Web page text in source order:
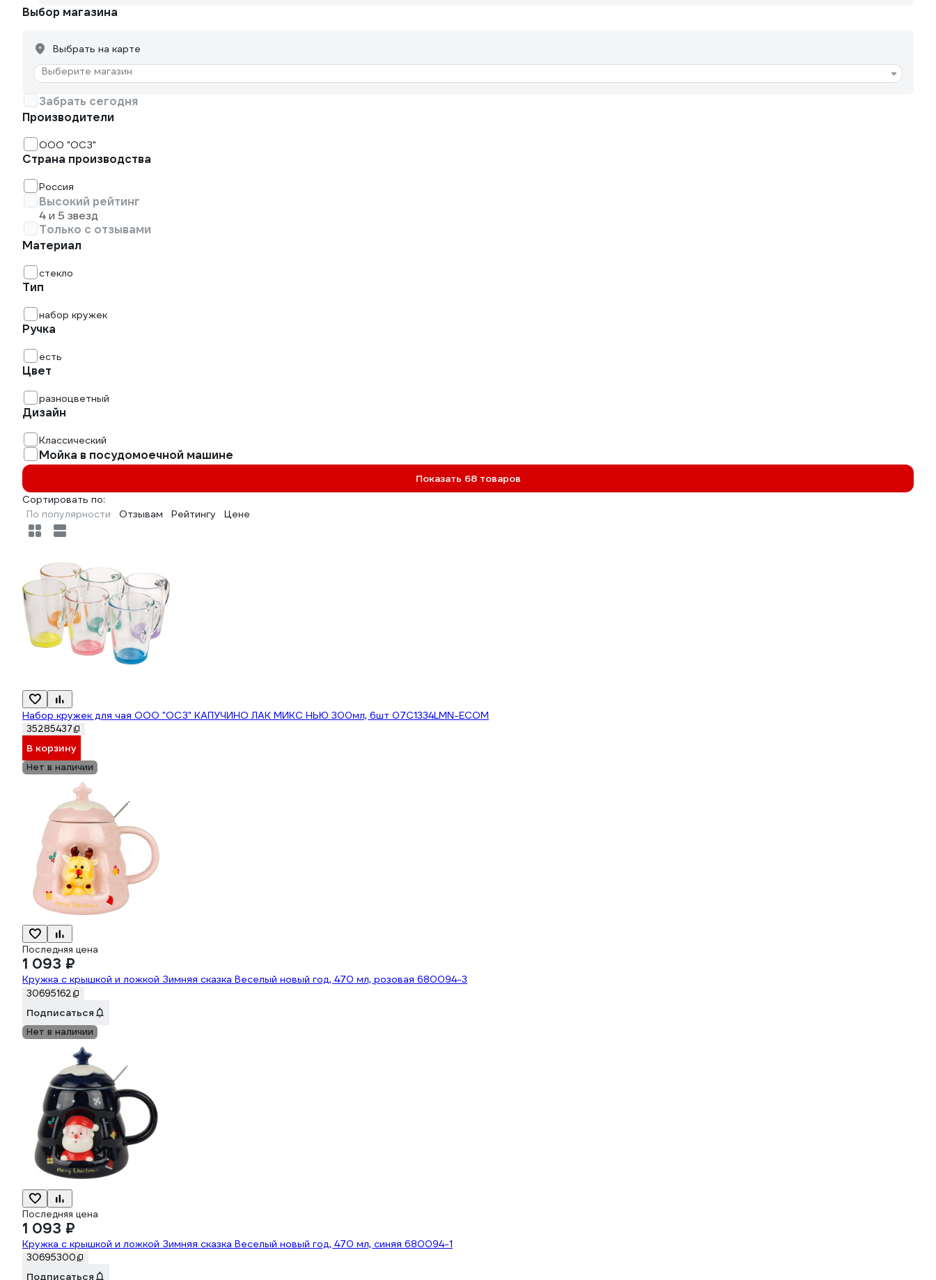
Выбор магазина
Выбрать на карте
Выберите магазин
Забрать сегодня
Производители
ООО "ОСЗ"
Страна производства
Россия
Высокий рейтинг
4 и 5 звезд
Только с отзывами
Материал
стекло
Тип
набор кружек
Ручка
есть
Цвет
разноцветный
Дизайн
Классический
Мойка в посудомоечной машине
Показать 68 товаров
Сортировать по:
По популярности
Отзывам Рейтингу Цене
Набор кружек для чая ООО "ОСЗ" КАПУЧИНО ЛАК МИКС НЬЮ 300мл, 6шт 07C1334LMN-ECOM
35285437
В корзину
Нет в наличии
Последняя цена
1 093 ₽
Кружка с крышкой и ложкой Зимняя сказка Веселый новый год, 470 мл, розовая 680094-3
30695162
Подписаться
Нет в наличии
Последняя цена
1 093 ₽
Кружка с крышкой и ложкой Зимняя сказка Веселый новый год, 470 мл, синяя 680094-1
30695300
Подписаться